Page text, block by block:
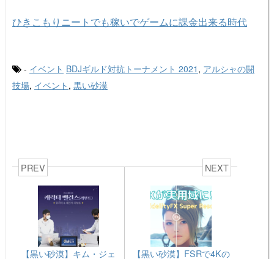
ひきこもりニートでも稼いでゲームに課金出来る時代
- イベント BDJギルド対抗トーナメント 2021 , アルシャの闘
技場, イベント , 黒い砂漠
PREV
【黒い砂漠】キム・ジェ
NEXT
【黒い砂漠】FSRで4Kの